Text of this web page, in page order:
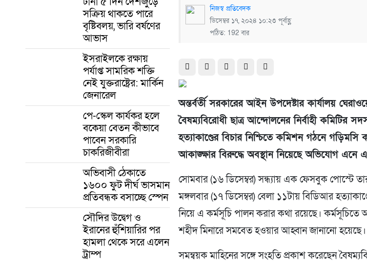
সক্রিয় থাকতে পারে
বৃষ্টিবলয়, ভারি বর্ষণের
আভাস
ইসরাইলকে রক্ষায়
পর্যাপ্ত সামরিক শক্তি
নেই যুক্তরাষ্ট্রের: মার্কিন
জেনারেল
পে-স্কেল কার্যকর হলে
বকেয়া বেতন কীভাবে
পাবেন সরকারি
চাকরিজীবীরা
অভিবাসী ঠেকাতে
১৬০০ ফুট দীর্ঘ ভাসমান
প্রতিবন্ধক বসাচ্ছে স্পেন
সৌদির উদ্বেগ ও
ইরানের হুঁশিয়ারির পর
হামলা থেকে সরে এলেন
ট্রাম্প
নিজস্ব প্রতিবেদক
ডিসেম্বর ১৭, ২০২৪ ১০:২৩ পূর্বাহ্ণ
পঠিত: 192 বার
অন্তর্বর্তী সরকারের আইন উপদেষ্টার কার্যালয়
বৈষম্যবিরোধী ছাত্র আন্দোলনের নির্বাহী কমিটির
হত্যাকাণ্ডের বিচার নিশ্চিতে কমিশন গঠনে
আকাঙ্ক্ষার বিরুদ্ধে অবস্থান নিয়েছে অভিযোগ এনে
সোমবার (১৬ ডিসেম্বর) সন্ধ্যায় এক ফেসবুক পোস্টে
মঙ্গলবার (১৭ ডিসেম্বর) বেলা ১১টায় বিডিআর
নিয়ে এ কর্মসূচি পালন করার কথা রয়েছে। কর্মসূচিতে
শহীদ মিনারে সমবেত হওয়ার আহ্বান জানানো হয়েছে।
সমন্বয়ক মাহিনের সঙ্গে সংহতি প্রকাশ করেছেন